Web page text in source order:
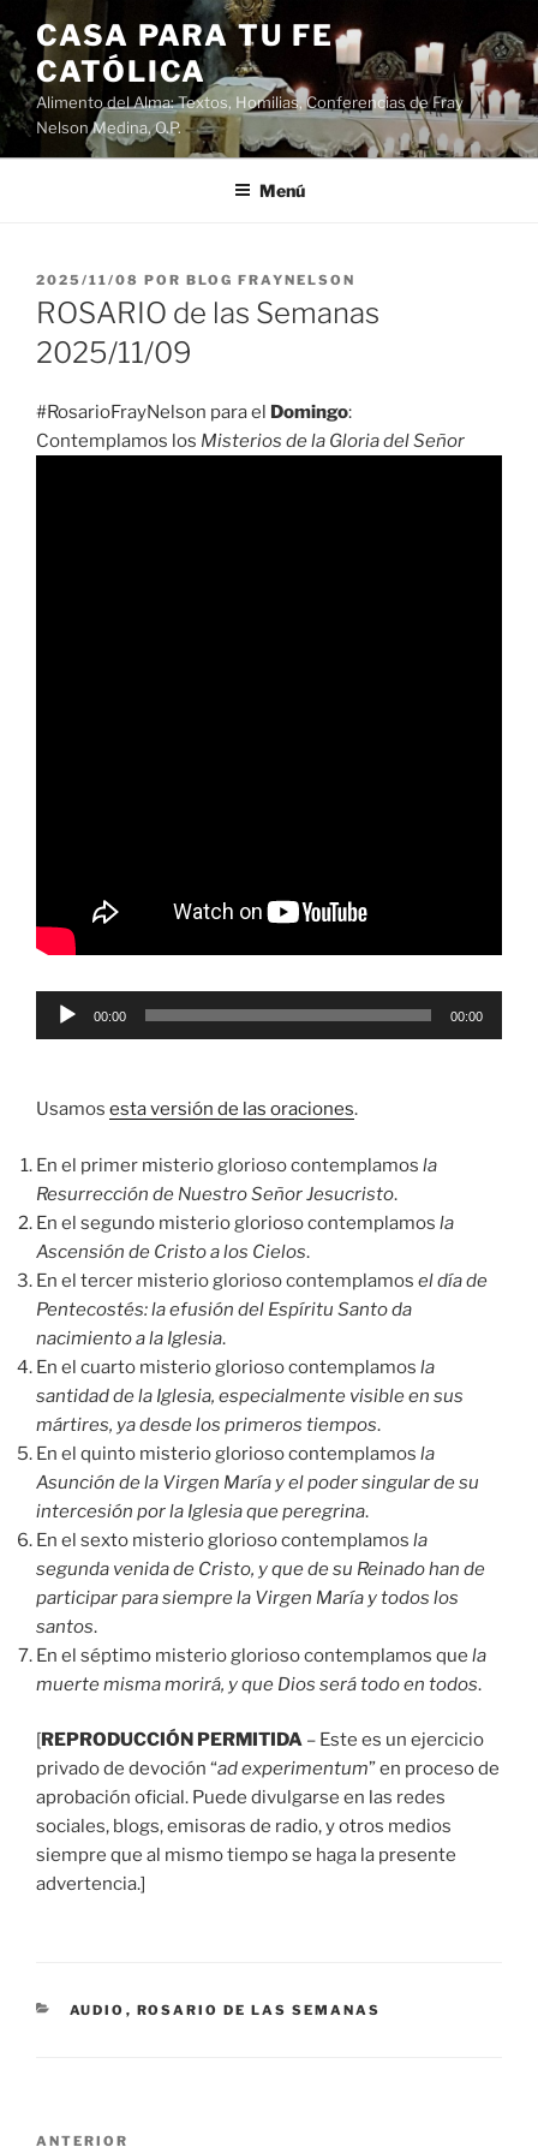
Saltar
al
contenido
CASA PARA TU FE
CATÓLICA
Alimento del Alma: Textos, Homilias, Conferencias de Fray
Nelson Medina, O.P.
Menú
PUBLICADO
EL
2025/11/08 POR BLOG FRAYNELSON
ROSARIO de las Semanas
2025/11/09
#RosarioFrayNelson para el Domingo:
Contemplamos los Misterios de la Gloria del Señor
Reproductor
00:00 00:00
Usamos esta versión de las oraciones.
En el primer misterio glorioso contemplamos la
Resurrección de Nuestro Señor Jesucristo.
En el segundo misterio glorioso contemplamos la
Ascensión de Cristo a los Cielos.
En el tercer misterio glorioso contemplamos el día de
Pentecostés: la efusión del Espíritu Santo da
nacimiento a la Iglesia.
En el cuarto misterio glorioso contemplamos la
santidad de la Iglesia, especialmente visible en sus
mártires, ya desde los primeros tiempos.
En el quinto misterio glorioso contemplamos la
Asunción de la Virgen María y el poder singular de su
intercesión por la Iglesia que peregrina.
En el sexto misterio glorioso contemplamos la
segunda venida de Cristo, y que de su Reinado han de
participar para siempre la Virgen María y todos los
santos.
En el séptimo misterio glorioso contemplamos que la
muerte misma morirá, y que Dios será todo en todos.
[REPRODUCCIÓN PERMITIDA – Este es un ejercicio
privado de devoción “ad experimentum” en proceso de
aprobación oficial. Puede divulgarse en las redes
sociales, blogs, emisoras de radio, y otros medios
siempre que al mismo tiempo se haga la presente
advertencia.]
CATEGORÍAS
AUDIO , ROSARIO DE LAS SEMANAS
Entrada
ANTERIOR